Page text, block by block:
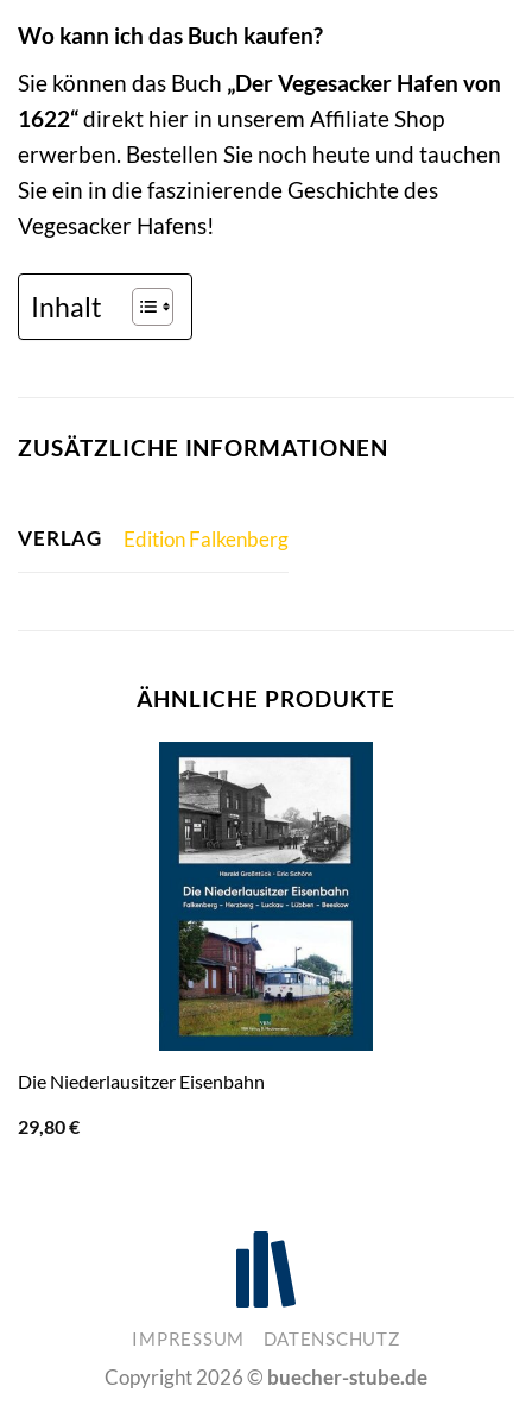
Wo kann ich das Buch kaufen?
Sie können das Buch „Der Vegesacker Hafen von
1622“direkt hier in unserem Affiliate Shop
erwerben. Bestellen Sie noch heute und tauchen
Sie ein in die faszinierende Geschichte des
Vegesacker Hafens!
Inhalt
ZUSÄTZLICHE INFORMATIONEN
VERLAG Edition Falkenberg
ÄHNLICHE PRODUKTE
Die Niederlausitzer Eisenbahn
29,80€
IMPRESSUM DATENSCHUTZ
Copyright 2026 © buecher-stube.de